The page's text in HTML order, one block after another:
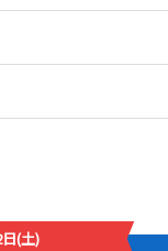
(土)